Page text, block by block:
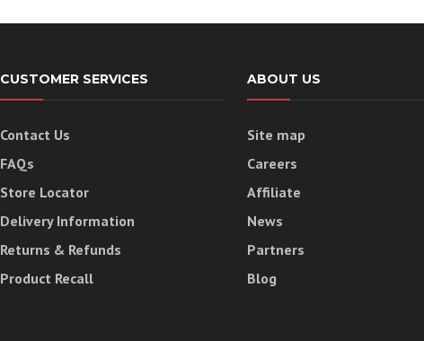
CUSTOMER SERVICES
Contact Us
FAQs
Store Locator
Delivery Information
Returns & Refunds
Product Recall
ABOUT US
Site map
Careers
Affiliate
News
Partners
Blog